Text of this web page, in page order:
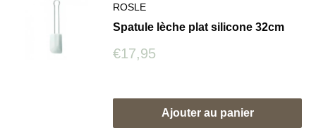
ROSLE
Spatule lèche plat silicone 32cm
Prix
€17,95
Ajouter au panier